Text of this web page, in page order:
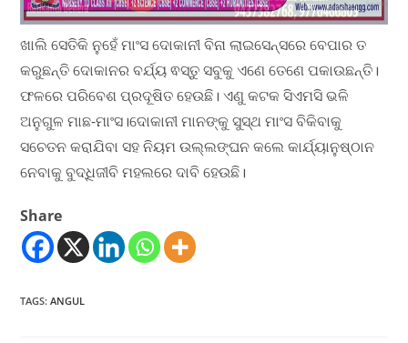
ଖାଲି ସେତିକି ନୁହେଁ ମାଂସ ଦୋକାନୀ ବିନା ଲାଇସେନ୍ସରେ ବେପାର ତ
କରୁଛନ୍ତି ଦୋକାନର ବର୍ଯ୍ୟ ଵସ୍ତୁ ସବୁକୁ ଏଣେ ତେଣେ ପକାଉଛନ୍ତି।
ଫଳରେ ପରିବେଶ ପ୍ରଦୂଷିତ ହେଉଛି। ଏଣୁ କଟକ ସିଏମସି ଭଳି
ଅନୁଗୁଳ ମାଛ-ମାଂସ।ଦୋକାନୀ ମାନଙ୍କୁ ସୁସ୍ଥ ମାଂସ ବିକିବାକୁ
ସଚେତନ କରାଯିବା ସହ ନିୟମ ଉଲ୍ଲଙ୍ଘନ କଲେ କାର୍ଯ୍ୟାନୁଷ୍ଠାନ
ନେବାକୁ ବୁଦ୍ଧିଜୀବି ମହଲରେ ଦାବି ହେଉଛି।
Share
TAGS:ANGUL